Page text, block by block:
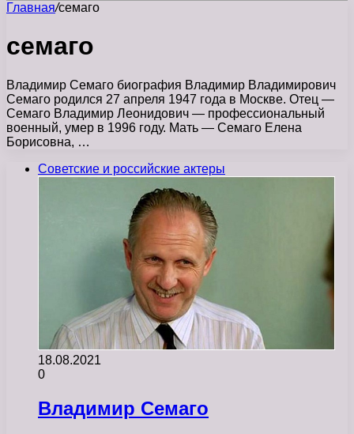
Главная/семаго
семаго
Владимир Семаго биография Владимир Владимирович
Семаго родился 27 апреля 1947 года в Москве. Отец —
Семаго Владимир Леонидович — профессиональный
военный, умер в 1996 году. Мать — Семаго Елена
Борисовна, …
Советские и российские актеры
18.08.2021
0
Владимир Семаго